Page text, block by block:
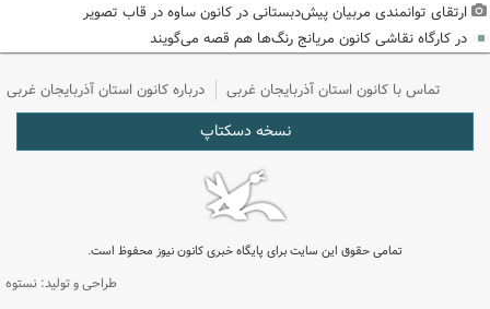
ارتقای توانمندی مربیان پیش‌دبستانی در کانون ساوه در قاب تصویر
در کارگاه نقاشی کانون مریانج رنگ‌ها هم قصه می‌گویند
تماس با کانون استان آذربایجان غربی درباره کانون استان آذربایجان غربی
نسخه دسکتاپ
تمامی حقوق این سایت برای پایگاه خبری کانون نیوز محفوظ است.
طراحی و تولید: نستوه